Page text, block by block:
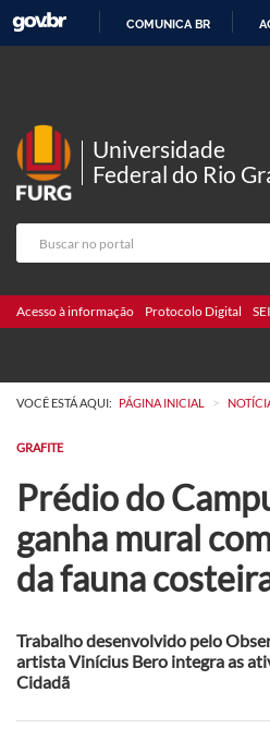
COMUNICA BR
Universidade
Federal do Rio
Acesso à informação Protocolo Digital SEI
VOCÊ ESTÁ AQUI: PÁGINA INICIAL >
GRAFITE
Prédio do
ganha mural
da fauna
Trabalho desenvolvido pelo
artista Vinícius Bero integra as
Cidadã